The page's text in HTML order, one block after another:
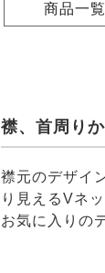
商品一
襟、首周り
襟元のデザイ
り見えるVネ
お気に入りの